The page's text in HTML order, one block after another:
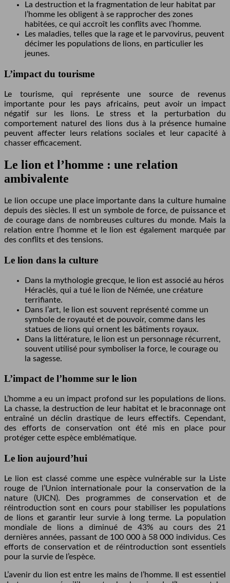
La destruction et la fragmentation de leur habitat par
l’homme les obligent à se rapprocher des zones
habitées, ce qui accroît les conflits avec l’homme.
Les maladies, telles que la rage et le parvovirus, peuvent
décimer les populations de lions, en particulier les
jeunes.
L’impact du tourisme
Le tourisme, qui représente une source de revenus
importante pour les pays africains, peut avoir un impact
négatif sur les lions. Le stress et la perturbation du
comportement naturel des lions dus à la présence humaine
peuvent affecter leurs relations sociales et leur capacité à
chasser efficacement.
Le lion et l’homme : une relation
ambivalente
Le lion occupe une place importante dans la culture humaine
depuis des siècles. Il est un symbole de force, de puissance et
de courage dans de nombreuses cultures du monde. Mais la
relation entre l’homme et le lion est également marquée par
des conflits et des tensions.
Le lion dans la culture
Dans la mythologie grecque, le lion est associé au héros
Héraclès, qui a tué le lion de Némée, une créature
terrifiante.
Dans l’art, le lion est souvent représenté comme un
symbole de royauté et de pouvoir, comme dans les
statues de lions qui ornent les bâtiments royaux.
Dans la littérature, le lion est un personnage récurrent,
souvent utilisé pour symboliser la force, le courage ou
la sagesse.
L’impact de l’homme sur le lion
L’homme a eu un impact profond sur les populations de lions.
La chasse, la destruction de leur habitat et le braconnage ont
entraîné un déclin drastique de leurs effectifs. Cependant,
des efforts de conservation ont été mis en place pour
protéger cette espèce emblématique.
Le lion aujourd’hui
Le lion est classé comme une espèce vulnérable sur la Liste
rouge de l’Union internationale pour la conservation de la
nature (UICN). Des programmes de conservation et de
réintroduction sont en cours pour stabiliser les populations
de lions et garantir leur survie à long terme. La population
mondiale de lions a diminué de 43% au cours des 21
dernières années, passant de 100 000 à 58 000 individus. Ces
efforts de conservation et de réintroduction sont essentiels
pour la survie de l’espèce.
L’avenir du lion est entre les mains de l’homme. Il est essentiel